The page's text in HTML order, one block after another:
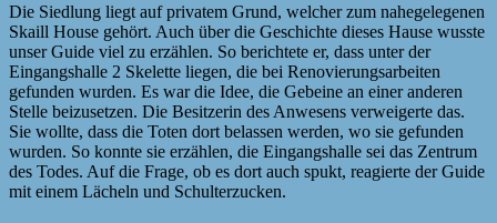
Die Siedlung liegt auf privatem Grund, welcher zum nahegelegenen
Skaill House gehört. Auch über die Geschichte dieses Hause wusste
unser Guide viel zu erzählen. So berichtete er, dass unter der
Eingangshalle 2 Skelette liegen, die bei Renovierungsarbeiten
gefunden wurden. Es war die Idee, die Gebeine an einer anderen
Stelle beizusetzen. Die Besitzerin des Anwesens verweigerte das.
Sie wollte, dass die Toten dort belassen werden, wo sie gefunden
wurden. So konnte sie erzählen, die Eingangshalle sei das Zentrum
des Todes. Auf die Frage, ob es dort auch spukt, reagierte der Guide
mit einem Lächeln und Schulterzucken.